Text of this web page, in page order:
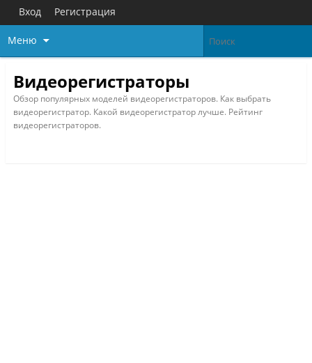
Меню
Видеорегистраторы
Обзор популярных моделей видеорегистраторов. Как выбрать
видеорегистратор. Какой видеорегистратор лучше. Рейтинг
видеорегистраторов.
Вход Регистрация